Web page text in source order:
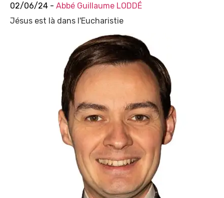
02/06/24 - Abbé Guillaume LODDÉ
Jésus est là dans l'Eucharistie